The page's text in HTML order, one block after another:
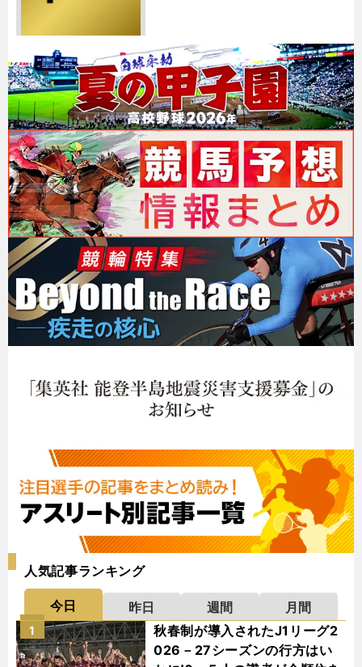
人気記事ランキング
今日 昨日 週間
月間
秋春制が導入されたJ1リーグ2
026－27シーズンの行方はい
1